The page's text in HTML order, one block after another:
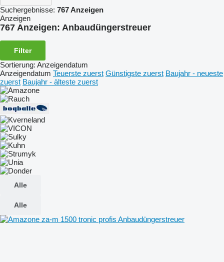
Suchergebnisse: 767 Anzeigen
Anzeigen
767 Anzeigen: Anbaudüngerstreuer
Filter
Sortierung: Anzeigendatum
Anzeigendatum Teuerste zuerst Günstigste zuerst Baujahr - neueste
zuerst Baujahr - älteste zuerst
Alle
Alle